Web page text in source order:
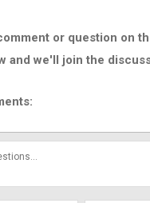
or question on
and we'll join the